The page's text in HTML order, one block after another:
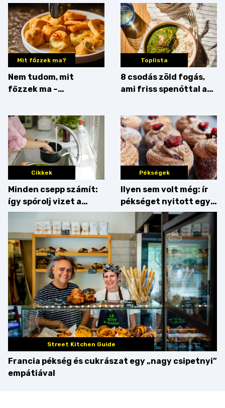
Mit főzzek ma?
Nem tudom, mit
főzzek ma –
camembert
Toplista
8 csodás zöld fogás,
ami friss spenóttal az
Cikkek
Minden csepp számít:
így spórolj vizet a
konyhában
Pékségek
Ilyen sem volt még: ír
pékséget nyitott egy
Dublinból hazatért pár
Street Kitchen Guide
Francia pékség és cukrászat egy „nagy csipetnyi”
empátiával